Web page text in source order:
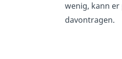
wenig, kann er
davontragen.